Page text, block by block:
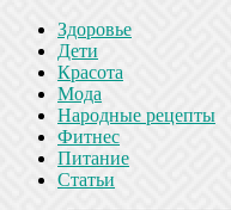
Здоровье
Дети
Красота
Мода
Народные рецепты
Фитнес
Питание
Статьи